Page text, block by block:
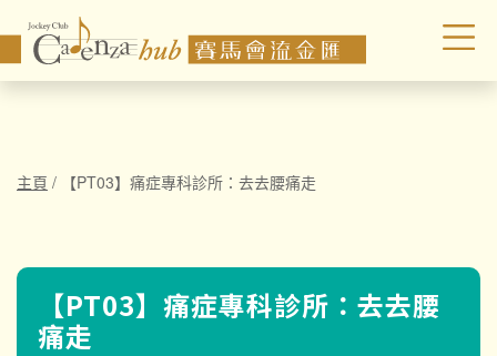
主頁 / 【PT03】痛症專科診所：去去腰痛走
【PT03】痛症專科診所：去去腰
痛走